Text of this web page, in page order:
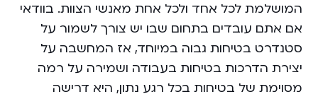
המושלמת לכל אחד ולכל אחת מאנשי הצוות. בוודאי
אם אתם עובדים בתחום שבו יש צורך לשמור על
סטנדרט בטיחות גבוה במיוחד, אז המחשבה על
יצירת הדרכות בטיחות בעבודה ושמירה על רמה
מסוימת של בטיחות בכל רגע נתון, היא דרישה